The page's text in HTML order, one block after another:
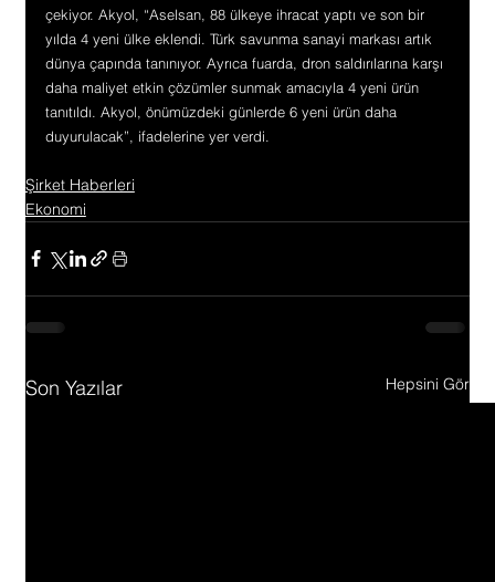
çekiyor. Akyol, “Aselsan, 88 ülkeye ihracat yaptı ve son bir
yılda 4 yeni ülke eklendi. Türk savunma sanayi markası artık
dünya çapında tanınıyor. Ayrıca fuarda, dron saldırılarına karşı
daha maliyet etkin çözümler sunmak amacıyla 4 yeni ürün
tanıtıldı. Akyol, önümüzdeki günlerde 6 yeni ürün daha
duyurulacak”, ifadelerine yer verdi.
Şirket Haberleri
Ekonomi
Son Yazılar Hepsini Gör